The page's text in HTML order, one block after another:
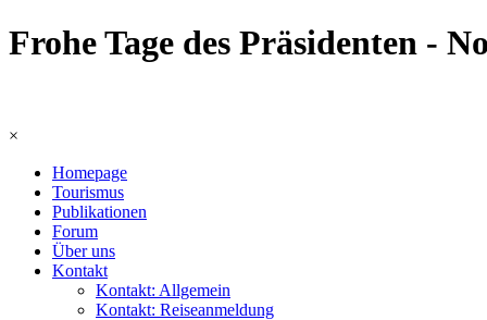
Frohe Tage des Präsidenten -
×
Homepage
Tourismus
Publikationen
Forum
Über uns
Kontakt
Kontakt: Allgemein
Kontakt: Reiseanmeldung